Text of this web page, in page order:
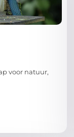
voor natuur,